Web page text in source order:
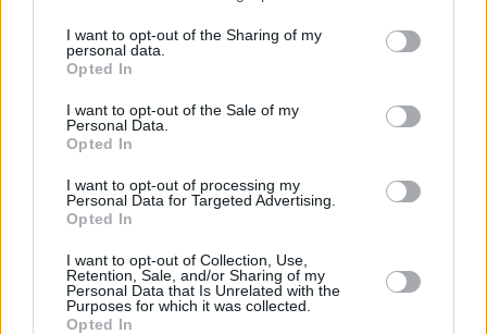
I want to opt-out of the Sharing of my
personal data.
Opted In
I want to opt-out of the Sale of my
Personal Data.
Opted In
I want to opt-out of processing my
Personal Data for Targeted Advertising.
Opted In
I want to opt-out of Collection, Use,
Retention, Sale, and/or Sharing of my
Personal Data that Is Unrelated with the
Purposes for which it was collected.
Opted In
Til sjokoladekremen piskes mykt smør sammen med melis.
Pisk inn eggeplommene til en luftig smørkrem. Pisk til slutt
inn kakao og vaniljesukkeret.